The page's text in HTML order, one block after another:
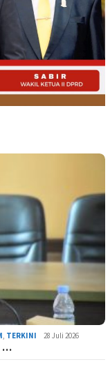
, TERKINI 28 Juli 2026
…